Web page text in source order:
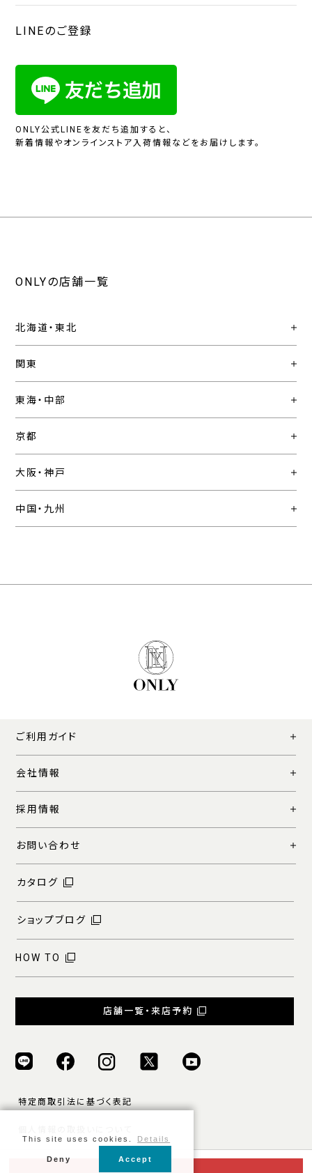
LINEのご登録
ONLY公式LINEを友だち追加すると、
新着情報やオンラインストア入荷情報などをお届けします。
ONLYの店舗一覧
北海道・東北
関東
東海・中部
京都
大阪・神戸
中国・九州
ご利用ガイド
会社情報
採用情報
お問い合わせ
カタログ
ショップブログ
HOW TO
店舗一覧・来店予約
特定商取引法に基づく表記
ご利用規約
This site uses cookies. Details
Deny Accept